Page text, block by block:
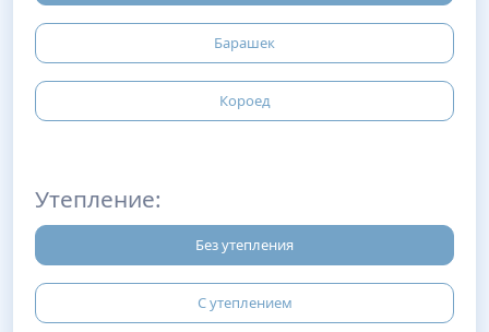
Барашек
Короед
Утепление:
Без утепления
С утеплением